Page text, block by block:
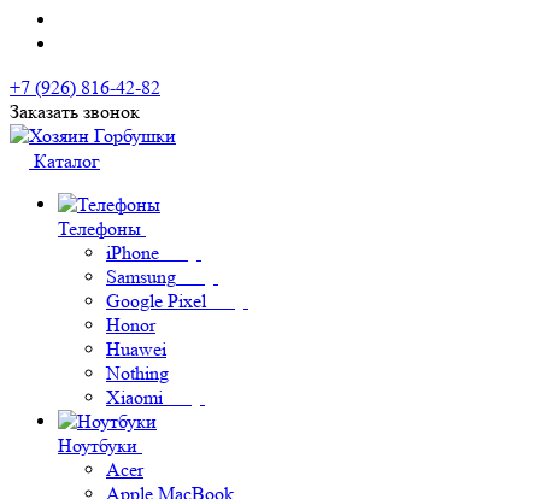
+7 (926) 816-42-82
Заказать звонок
Каталог
Телефоны
iPhone
Samsung
Google Pixel
Honor
Huawei
Nothing
Xiaomi
Ноутбуки
Acer
Apple MacBook